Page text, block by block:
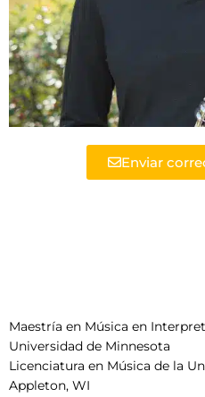
Maestría en Música en
Universidad de Minnesota
Licenciatura en Música de la
Appleton, WI
Enviar